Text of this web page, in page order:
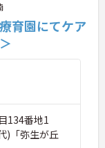
育園にてケア
134番地1
)「弥生が丘